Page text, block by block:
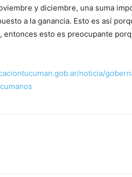
y diciembre, una suma
a la ganancia. Esto es así
entonces esto es preocupante
noticia/